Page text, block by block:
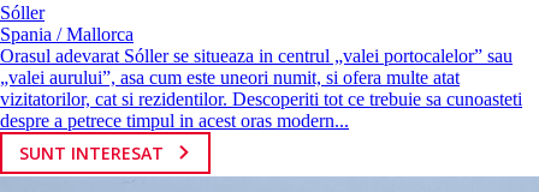
Sóller
Spania / Mallorca
Orasul adevarat Sóller se situeaza in centrul „valei portocalelor” sau
„valei aurului”, asa cum este uneori numit, si ofera multe atat
vizitatorilor, cat si rezidentilor. Descoperiti tot ce trebuie sa cunoasteti
despre a petrece timpul in acest oras modern...
SUNT INTERESAT